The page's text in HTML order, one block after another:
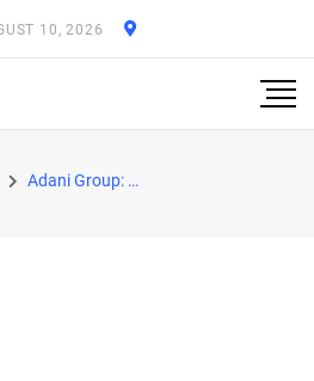
10, 2026
Adani Group: Adani Enterprises ਕਰੇਗਾ 80,000 ਕਰੋੜ ਰੁਪਏ ਦਾ ਨਿਵੇਸ਼, ਇਨ੍ਹਾਂ ਦੋ ਕਾਰੋਬਾਰਾਂ 'ਤੇ ਹੋਵੇਗਾ ਜ਼ਿਆ